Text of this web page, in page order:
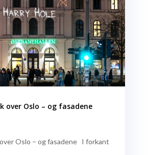
over Oslo – og fasadene
Oslo – og fasadene I forkant